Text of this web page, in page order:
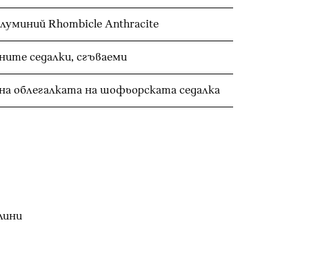
Rhombicle Anthracite
Облегалки за глава на задните седалки, сгъваеми
облегалката на шофьорската седалка